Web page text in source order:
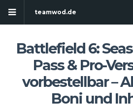
teamwod.de
Battlefield 6:
Pass & Pro-
vorbestellbar –
Boni und